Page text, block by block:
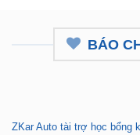
BÁO
ZKar Auto tài trợ học bổng